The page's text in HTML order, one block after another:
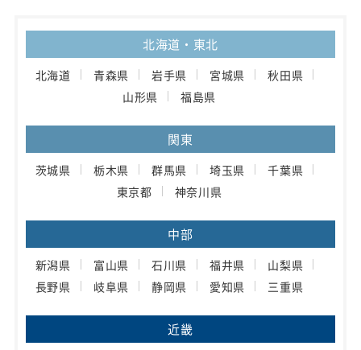
北海道・東北
北海道 青森県 岩手県 宮城県
秋田県
山形県
福島県
関東
茨城県 栃木県 群馬県 埼玉県
千葉県
東京都
神奈川県
中部
新潟県 富山県 石川県 福井県
山梨県
長野県
岐阜県 静岡県 愛知県 三重県
近畿